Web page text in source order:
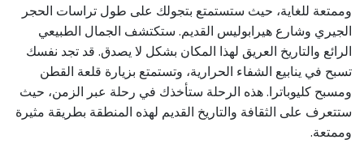
وممتعة للغاية، حيث ستستمتع بتجولك على طول تراسات الحجر
الجيري وشارع هيرابوليس القديم. ستكتشف الجمال الطبيعي
الرائع والتاريخ العريق لهذا المكان بشكل لا يصدق. قد تجد نفسك
تسبح في ينابيع الشفاء الحرارية، وتستمتع بزيارة قلعة القطن
ومسبح كليوباترا. هذه الرحلة ستأخذك في رحلة عبر الزمن، حيث
ستتعرف على الثقافة والتاريخ القديم لهذه المنطقة بطريقة مثيرة
وممتعة.